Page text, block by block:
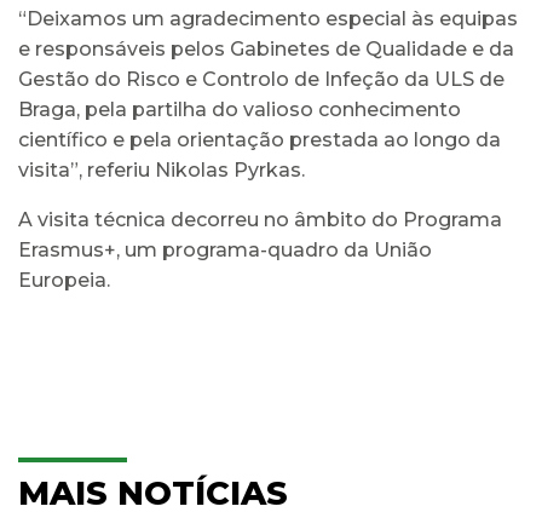
“Deixamos um agradecimento especial às equipas
e responsáveis pelos Gabinetes de Qualidade e da
Gestão do Risco e Controlo de Infeção da ULS de
Braga, pela partilha do valioso conhecimento
científico e pela orientação prestada ao longo da
visita”, referiu Nikolas Pyrkas.
A visita técnica decorreu no âmbito do Programa
Erasmus+, um programa-quadro da União
Europeia.
MAIS NOTÍCIAS